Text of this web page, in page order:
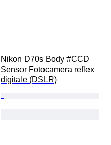
Nikon D70s Body #CCD
Sensor Fotocamera reflex
digitale (DSLR)